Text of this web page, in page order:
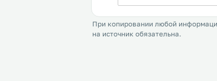
При копировании любой
на источник обязательна.